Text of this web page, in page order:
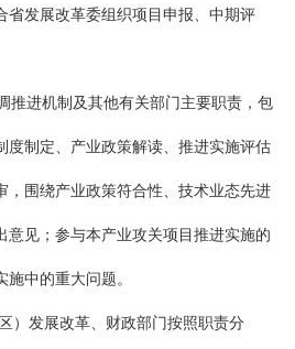
省发展改革委组织项目申报、中期评
推进机制及其他有关部门主要职责，包
度制定、产业政策解读、推进实施评估
，围绕产业政策符合性、技术业态先进
意见；参与本产业攻关项目推进实施的
中的重大问题。
）发展改革、财政部门按照职责分